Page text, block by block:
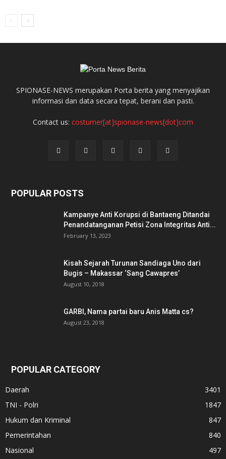
SPIONASE-NEWS merupakan Porta berita yang menyajikan
informasi dan data secara tepat, berani dan pasti.
Contact us: costumer[at]spionase-news[dot]com
POPULAR POSTS
Kampanye Anti Korupsi di Bantaeng Ditandai
Penandatanganan Petisi Zona Integritas Anti...
February 13, 2023
Kisah Sejarah Turunan Sandiaga Uno dari
Bugis – Makassar ‘Sang Cawapres’
August 10, 2018
GARBI, Nama partai baru Anis Matta cs?
August 23, 2018
POPULAR CATEGORY
Daerah
3401
TNI - Polri
1847
Hukum dan Kriminal
847
Pemerintahan
840
Nasional
497